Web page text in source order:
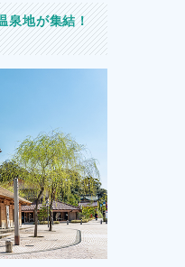
泉地が集結！